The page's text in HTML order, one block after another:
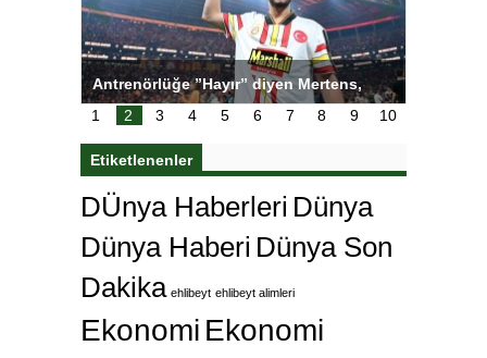
Antrenörlüğe ”Hayır” diyen Mertens,
Galatasaray’dan bakın ne istedi
1
2 3 4 5 6 7 8 9 10
Etiketlenenler
DÜnya Haberleri Dünya
Dünya Haberi Dünya Son
Dakika ehlibeyt ehlibeyt alimleri
Ekonomi Ekonomi